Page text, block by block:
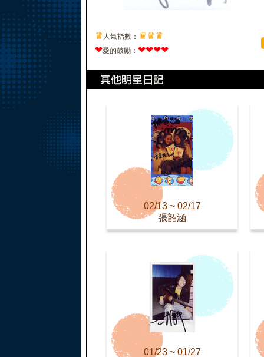
♛ 人氣指數： ♛♛♛
❤愛的鼓勵： ❤❤❤❤
02/13 ~ 02/17
張韶涵
01/23 ~ 01/27